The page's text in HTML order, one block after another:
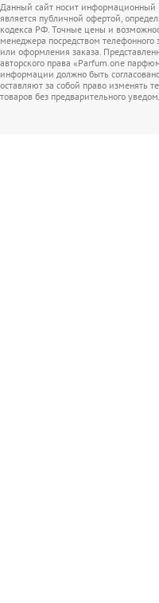
Данный сайт носит информационный
является публичной офертой,
кодекса РФ. Точные цены и
менеджера посредством
или оформления заказа.
авторского права «Parfum.one
информации должно быть
оставляют за собой право изменять
товаров без предварительного